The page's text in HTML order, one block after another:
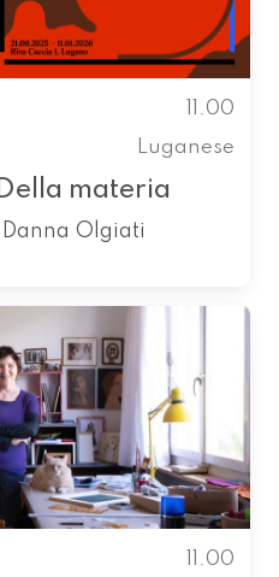
11.00
Luganese
materia
Olgiati
11.00